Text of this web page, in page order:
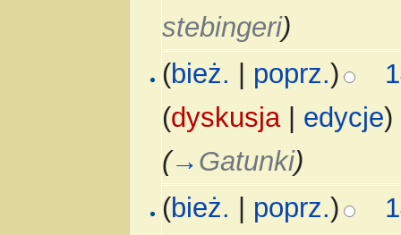
stebingeri)
(bież. poprz.)
(dyskusja| edycje)
(→ Gatunki)
(bież. poprz.)